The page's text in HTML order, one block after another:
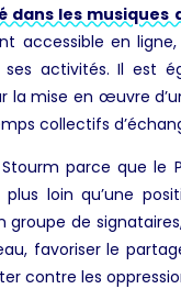
dans les musiques
accessible en
activités. Il est
la mise en œuvre
collectifs
parce que
plus loin qu’une
groupe de
favoriser le
contre les